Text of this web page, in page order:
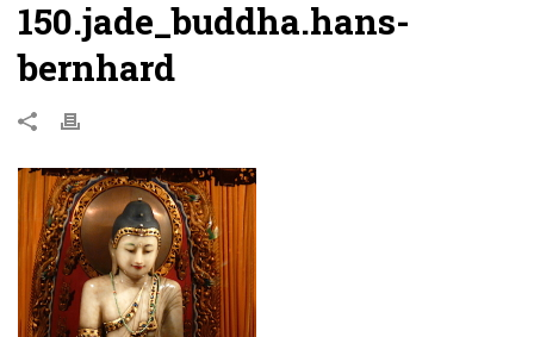
150.jade_buddha.hans-
bernhard